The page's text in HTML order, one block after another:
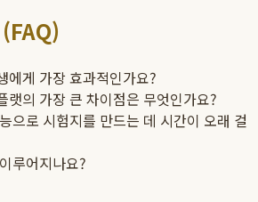
에게 가장 효과적인가요?
랫의 가장 큰 차이점은 무엇인가요?
으로 시험지를 만드는 데 시간이 오래 걸
루어지나요?